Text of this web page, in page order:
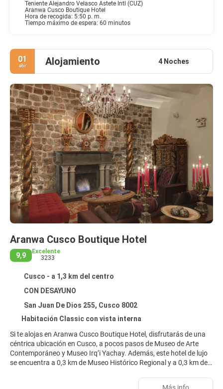
Teniente Alejandro Velasco Astete Intl (CUZ)
Aranwa Cusco Boutique Hotel
Hora de recogida: 5:50 p. m.
Tiempo máximo de espera: 60 minutos
01
abr Alojamiento 4 Noches
Aranwa Cusco Boutique Hotel
9,9
Excelente
3233
Cusco - a 1,3 km del centro
CON DESAYUNO
San Juan De Dios 255, Cusco 8002
Habitación Classic con vista interna
Si te alojas en Aranwa Cusco Boutique Hotel, disfrutarás de una
céntrica ubicación en Cusco, a pocos pasos de Museo de Arte
Contemporáneo y Museo Irq’i Yachay. Además, este hotel de lujo
se encuentra a 0,3 km de Museo Histórico Regional y a 0,3 km de